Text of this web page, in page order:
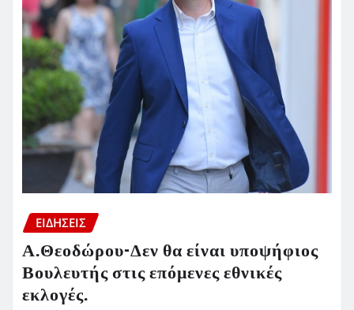
ΕΙΔΗΣΕΙΣ
Α.Θεοδώρου-Δεν θα είναι υποψήφιος
Βουλευτής στις επόμενες εθνικές
εκλογές.